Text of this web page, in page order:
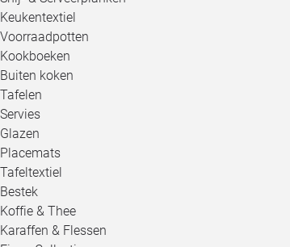
Keukentextiel
Voorraadpotten
Kookboeken
Buiten koken
Tafelen
Servies
Glazen
Placemats
Tafeltextiel
Bestek
Koffie & Thee
Karaffen & Flessen